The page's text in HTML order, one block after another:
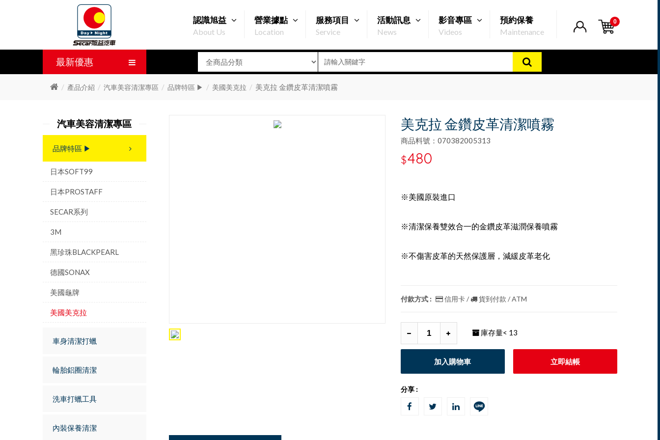
0
認識旭益
About Us
營業據點
Location
服務項目
Service
活動訊息
News
影音專區
Videos
預約保養
Maintenance
最新優惠
產品介紹 汽車美容清潔專區 品牌特區 ▶ 美國美克拉 美克拉 金鑽皮革清潔噴霧
美克拉 金鑽皮革清潔噴霧
商品料號：070382005313
$480
※美國原裝進口
※清潔保養雙效合一的金鑽皮革滋潤保養噴霧
※不傷害皮革的天然保護層，減緩皮革老化
付款方式 : 信用卡 / 貨到付款 / ATM
庫存量< 13
加入購物車 立即結帳
分享 :
汽車美容清潔專區
品牌特區 ▶
日本SOFT99
日本PROSTAFF
SECAR系列
3M
黑珍珠BLACKPEARL
德國SONAX
美國龜牌
美國美克拉
車身清潔打蠟
輪胎鋁圈清潔
洗車打蠟工具
內裝保養清潔